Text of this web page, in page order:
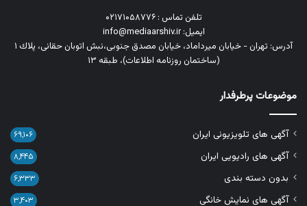
تلفن تماس : ۰۲۱۷۱۰۵۸۷۷۶
ایمیل: info@mediaarshiv.ir
آدرس: تهران - خیابان میرداماد، خیابان مصدق جنوبی،نبش اتوبان حقانی، پلاك ١
(ساختمان روزنامه اطلاعات)، طبقه ۱۳
موضوعات پرطرفدار
آگهی های تلویزیونی ایران ۶۹,۱۰۶
آگهی های رادیویی ایران ۸,۴۴۵
بدون دسته بندی ۶,۳۳۳
آگهی های نمایش خانگی ۳,۴۰۳